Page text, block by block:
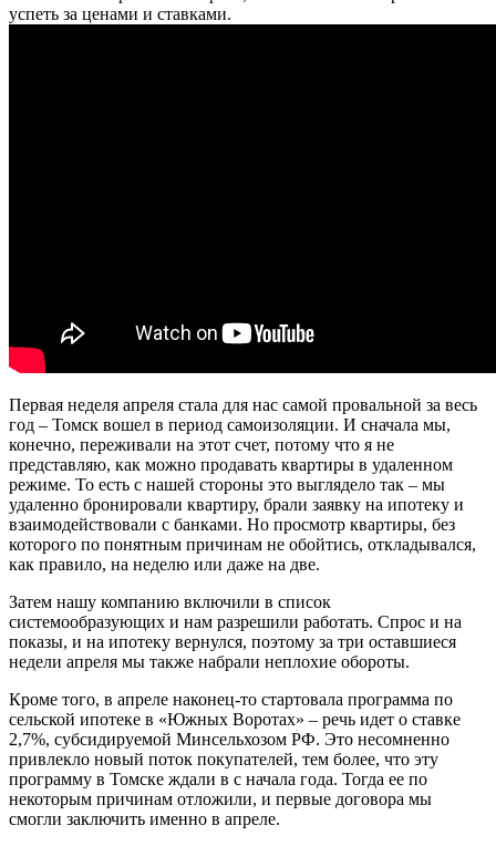
успеть за ценами и ставками.
Первая неделя апреля стала для нас самой провальной за весь
год – Томск вошел в период самоизоляции. И сначала мы,
конечно, переживали на этот счет, потому что я не
представляю, как можно продавать квартиры в удаленном
режиме. То есть с нашей стороны это выглядело так – мы
удаленно бронировали квартиру, брали заявку на ипотеку и
взаимодействовали с банками. Но просмотр квартиры, без
которого по понятным причинам не обойтись, откладывался,
как правило, на неделю или даже на две.
Затем нашу компанию включили в список
системообразующих и нам разрешили работать. Спрос и на
показы, и на ипотеку вернулся, поэтому за три оставшиеся
недели апреля мы также набрали неплохие обороты.
Кроме того, в апреле наконец-то стартовала программа по
сельской ипотеке в «Южных Воротах» – речь идет о ставке
2,7%, субсидируемой Минсельхозом РФ. Это несомненно
привлекло новый поток покупателей, тем более, что эту
программу в Томске ждали в с начала года. Тогда ее по
некоторым причинам отложили, и первые договора мы
смогли заключить именно в апреле.